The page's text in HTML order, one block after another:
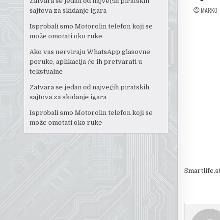
sajtova za skidanje igara
Isprobali smo Motorolin telefon koji se
može omotati oko ruke
Ako vas nerviraju WhatsApp glasovne
poruke, aplikacija će ih pretvarati u
tekstualne
Zatvara se jedan od najvećih piratskih
sajtova za skidanje igara
Isprobali smo Motorolin telefon koji se
može omotati oko ruke
MARKO